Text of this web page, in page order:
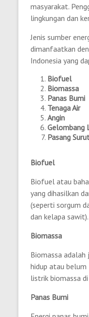
masyarakat.
lingkungan dan
Jenis sumber
dimanfaatkan
Indonesia yang
Biofuel
Biomassa
Panas Bumi
Tenaga Air
Angin
Gelombang
Pasang
Biofuel
Biofuel atau
yang dihasilkan
(seperti sorgum
dan kelapa sawit).
Biomassa
Biomassa adalah
hidup atau belum
listrik biomassa
Panas Bumi